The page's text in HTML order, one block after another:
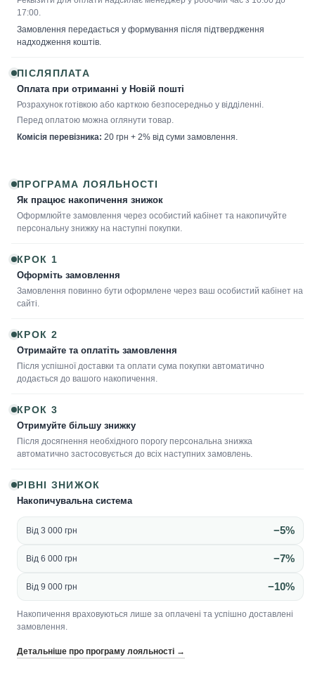
17:00.
Замовлення передається у формування після підтвердження
надходження коштів.
ПІСЛЯПЛАТА
Оплата при отриманні у Новій пошті
Розрахунок готівкою або карткою безпосередньо у відділенні.
Перед оплатою можна оглянути товар.
Комісія перевізника: 20 грн + 2% від суми замовлення.
ПРОГРАМА ЛОЯЛЬНОСТІ
Як працює накопичення знижок
Оформлюйте замовлення через особистий кабінет та накопичуйте
персональну знижку на наступні покупки.
КРОК 1
Оформіть замовлення
Замовлення повинно бути оформлене через ваш особистий кабінет на
сайті.
КРОК 2
Отримайте та оплатіть замовлення
Після успішної доставки та оплати сума покупки автоматично
додається до вашого накопичення.
КРОК 3
Отримуйте більшу знижку
Після досягнення необхідного порогу персональна знижка
автоматично застосовується до всіх наступних замовлень.
РІВНІ ЗНИЖОК
Накопичувальна система
Від 3 000 грн −5%
Від 6 000 грн −7%
Від 9 000 грн −10%
Накопичення враховуються лише за оплачені та успішно доставлені
замовлення.
Детальніше про програму лояльності →